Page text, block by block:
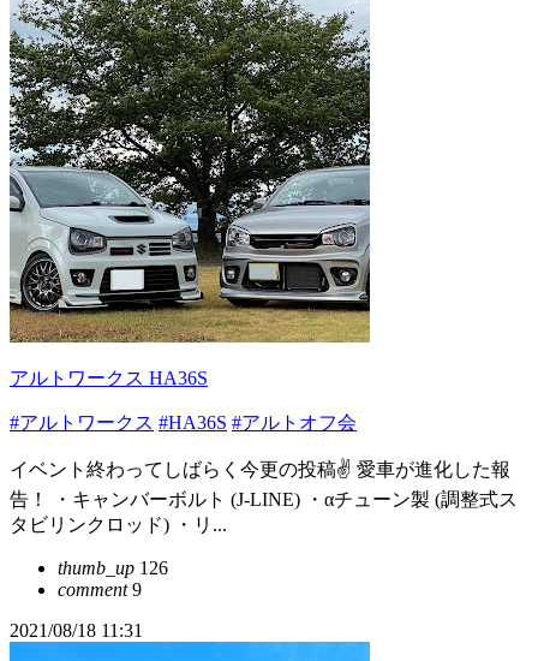
アルトワークス HA36S
#アルトワークス #HA36S #アルトオフ会
イベント終わってしばらく今更の投稿✌️ 愛車が進化した報
告！ ・キャンバーボルト (J‐LINE) ・‪α‬チューン製 (調整式ス
タビリンクロッド) ・リ...
thumb_up 126
comment9
2021/08/18 11:31